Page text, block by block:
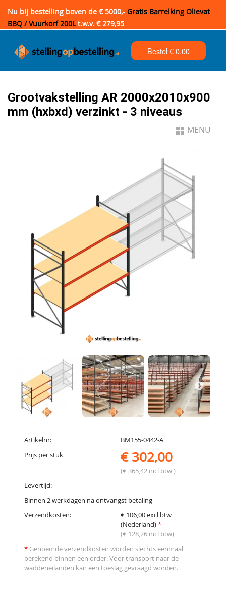
Nu bij bestelling boven de € 5000,- Gratis Barrelking Olievat
BBQ / Vuurkorf 200Lt.w.v. € 279,95
Bestel €0,00
Grootvakstelling AR 2000x2010x900
mm (hxbxd) verzinkt - 3 niveaus
MENU
Artikelnr:
BM155-0442-A
Prijs per stuk
€ 302,00
(€ 365,42 incl btw )
Levertijd:
Binnen 2 werkdagen na ontvangst betaling
Verzendkosten:
€ 106,00 excl btw
(Nederland)*
(€ 128,26 incl btw)
* Genoemde verzendkosten worden slechts eenmaal
berekend binnen een order. Voor transport naar de
waddeneilanden kan een toeslag gevraagd worden.